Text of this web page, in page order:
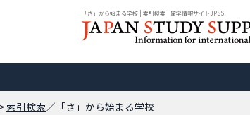
「さ」から始まる学校 | 索引検索 | 留学情報サイトJPSS
> 索引検索／「さ」から始まる学校